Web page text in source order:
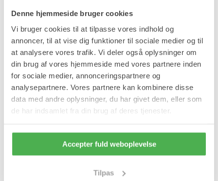
Denne hjemmeside bruger cookies
Vi bruger cookies til at tilpasse vores indhold og
annoncer, til at vise dig funktioner til sociale medier og til
at analysere vores trafik. Vi deler også oplysninger om
din brug af vores hjemmeside med vores partnere inden
for sociale medier, annonceringspartnere og
analysepartnere. Vores partnere kan kombinere disse
data med andre oplysninger, du har givet dem, eller som
de har indsamlet fra din brug af deres tjenester.
Accepter fuld weboplevelse
Tilpas
Forventet leveringstid:1-2 hverdage
Produktinformation
Magnet skuldervarmer passer til højre og venstre skulder.
Magneterne i skuldervarmeren udsender
infrarøde stråler, der reducerer spændinger i skulder og
nakkeregionen. Skudervarmeren har indsyet
18 magneter på 2000 gauss hver.
Komfortabel.
Velegnet til øm eller frossen skulder.
Øger blodforsyningen i området, så affaldsstoffer
Varmer og beskytter skulderen.
18 indsyede magneter.